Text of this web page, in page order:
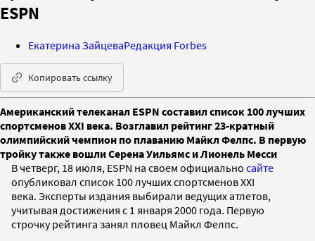
ESPN
Екатерина ЗайцеваРедакция Forbes
Копировать ссылку
Американский телеканал ESPN составил список 100 лучших
спортсменов XXI века. Возглавил рейтинг 23-кратный
олимпийский чемпион по плаванию Майкл Фелпс. В первую
тройку также вошли Серена Уильямс и Лионель Месси
В четверг, 18 июля, ESPN на своем официально сайте
опубликовал список 100 лучших спортсменов ХХI
века. Эксперты издания выбирали ведущих атлетов,
учитывая достижения с 1 января 2000 года. Первую
строчку рейтинга занял пловец Майкл Фелпс.